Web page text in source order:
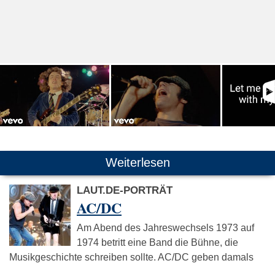
Weiterlesen
LAUT.DE-PORTRÄT
AC/DC
Am Abend des Jahreswechsels 1973 auf
1974 betritt eine Band die Bühne, die
Musikgeschichte schreiben sollte. AC/DC geben damals